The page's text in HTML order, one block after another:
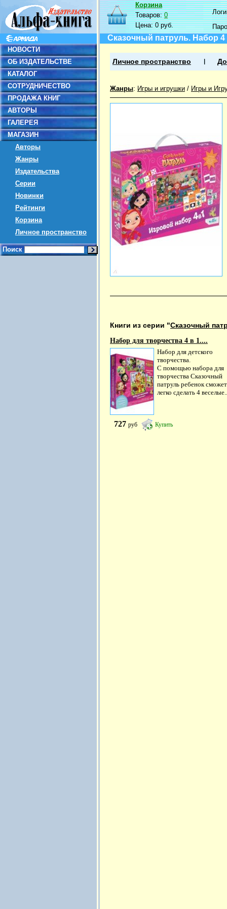
НОВОСТИ
ОБ ИЗДАТЕЛЬСТВЕ
КАТАЛОГ
СОТРУДНИЧЕСТВО
ПРОДАЖА КНИГ
АВТОРЫ
ГАЛЕРЕЯ
МАГАЗИН
Авторы
Жанры
Издательства
Серии
Новинки
Рейтинги
Корзина
Личное пространство
Поиск
Корзина
Товаров:0
Цена:0 руб.
Сказочный патруль. Набор 4
Личное пространство
Жанры: Игры и игрушки / Игры и
Книги из серии "Сказочный
Набор для творчества 4 в 1....
Набор для детского
творчества.
С помощью набора для
творчества Сказочный
патруль ребенок сможет
легко сделать 4
727 руб Купить